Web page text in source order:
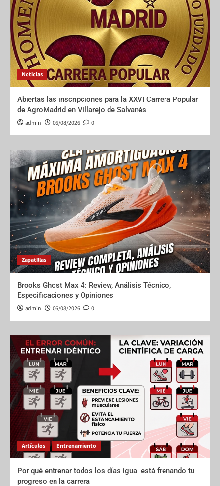
Noticias
Abiertas las inscripciones para la XXVI Carrera Popular
de AgroMadrid en Villarejo de Salvanés
admin 06/08/2026 0
Zapatillas
Brooks Ghost Max 4: Review, Análisis Técnico,
Especificaciones y Opiniones
admin 06/08/2026 0
Artículos Entrenamiento
Por qué entrenar todos los días igual está frenando tu
progreso en la carrera